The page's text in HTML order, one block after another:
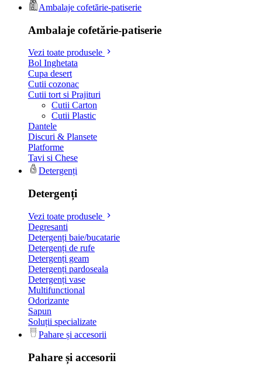
Ambalaje cofetărie-patiserie
Ambalaje cofetărie-patiserie
Vezi toate produsele
Bol Inghetata
Cupa desert
Cutii cozonac
Cutii tort si Prajituri
Cutii Carton
Cutii Plastic
Dantele
Discuri & Plansete
Platforme
Tavi si Chese
Detergenți
Detergenți
Vezi toate produsele
Degresanti
Detergenți baie/bucatarie
Detergenți de rufe
Detergenți geam
Detergenți pardoseala
Detergenți vase
Multifunctional
Odorizante
Sapun
Soluții specializate
Pahare și accesorii
Pahare și accesorii